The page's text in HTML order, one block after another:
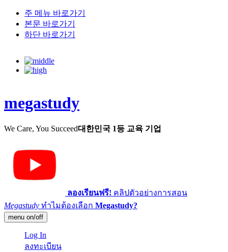
주 메뉴 바로가기
본문 바로가기
하단 바로가기
megastudy
We Care, You Succeed대한민국 1등 교육 기업
ลองเรียนฟรี! คลิปตัวอย่างการสอน
Megastudy ทำไมต้องเลือก Megastudy?
menu on/off
Log In
ลงทะเบียน